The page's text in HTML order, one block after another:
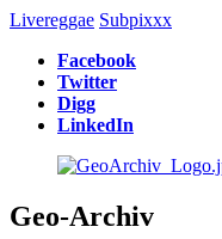
Livereggae Subpixxx
Facebook
Twitter
Digg
LinkedIn
Geo-Archiv